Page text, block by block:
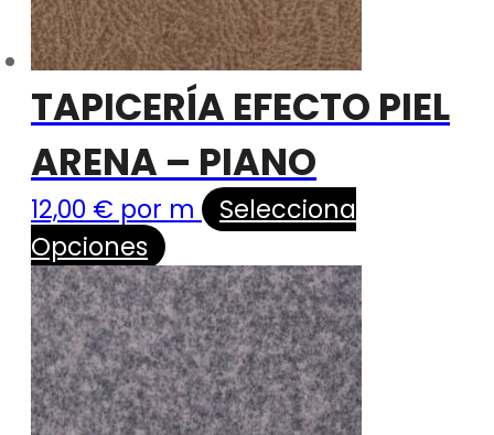
TAPICERÍA EFECTO PIEL
ARENA – PIANO
12,00 € por m
Selecciona
Opciones